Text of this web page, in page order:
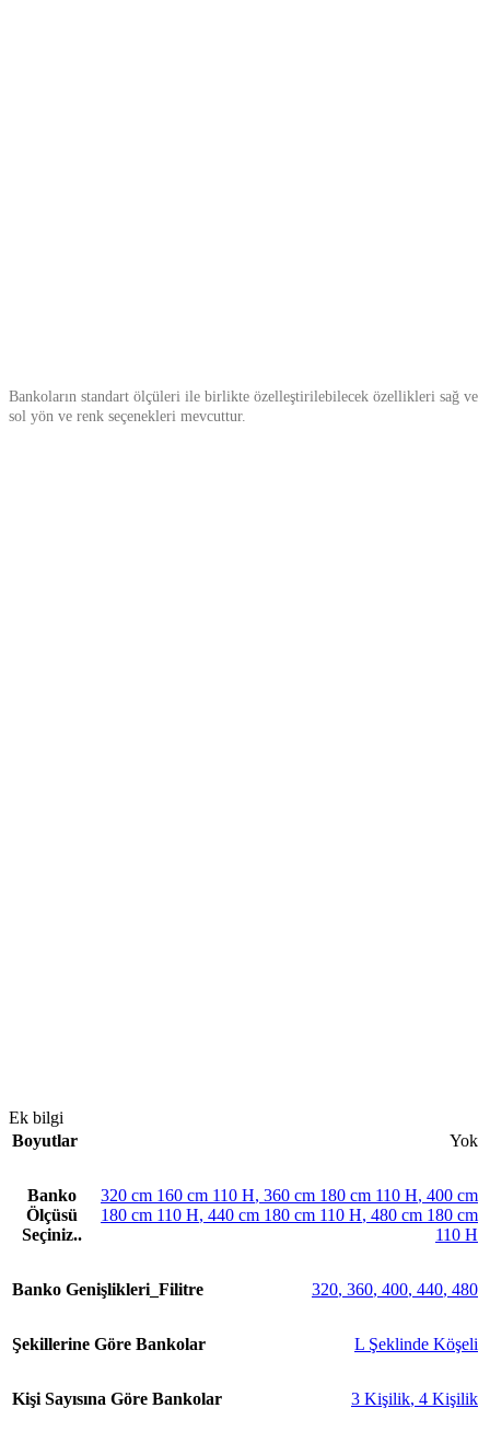
Bankoların standart ölçüleri ile birlikte özelleştirilebilecek özellikleri sağ ve
sol yön ve renk seçenekleri mevcuttur.
Ek bilgi
Boyutlar
Yok
Banko
Ölçüsü
Seçiniz..
320 cm 160 cm 110 H, 360 cm 180 cm 110 H, 400 cm
180 cm 110 H, 440 cm 180 cm 110 H, 480 cm 180 cm
110 H
Banko Genişlikleri_Filitre 320, 360, 400, 440, 480
Şekillerine Göre Bankolar L Şeklinde Köşeli
Kişi Sayısına Göre Bankolar 3 Kişilik, 4 Kişilik